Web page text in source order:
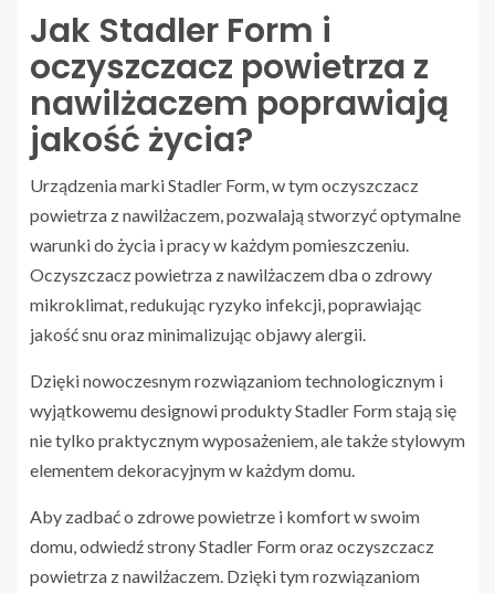
Jak Stadler Form i
oczyszczacz powietrza z
nawilżaczem poprawiają
jakość życia?
Urządzenia marki Stadler Form, w tym oczyszczacz
powietrza z nawilżaczem, pozwalają stworzyć optymalne
warunki do życia i pracy w każdym pomieszczeniu.
Oczyszczacz powietrza z nawilżaczem dba o zdrowy
mikroklimat, redukując ryzyko infekcji, poprawiając
jakość snu oraz minimalizując objawy alergii.
Dzięki nowoczesnym rozwiązaniom technologicznym i
wyjątkowemu designowi produkty Stadler Form stają się
nie tylko praktycznym wyposażeniem, ale także stylowym
elementem dekoracyjnym w każdym domu.
Aby zadbać o zdrowe powietrze i komfort w swoim
domu, odwiedź strony Stadler Form oraz oczyszczacz
powietrza z nawilżaczem. Dzięki tym rozwiązaniom